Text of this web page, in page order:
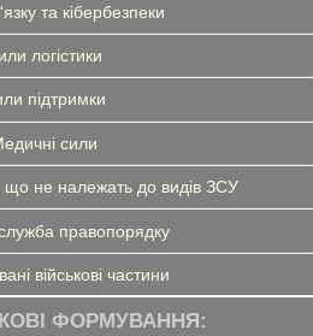
та кібербезпеки
логістики
підтримки
сили
що не належать до видів ЗСУ
правопорядку
військові частини
ФОРМУВАННЯ: